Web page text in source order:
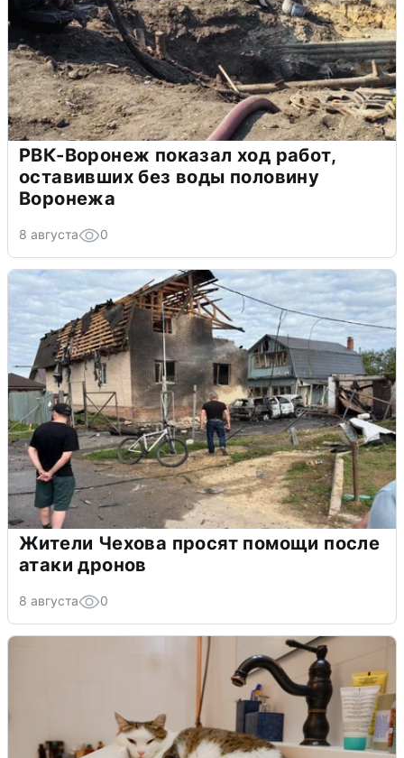
РВК-Воронеж показал ход работ,
оставивших без воды половину
Воронежа
8 августа 0
Жители Чехова просят помощи после
атаки дронов
8 августа 0